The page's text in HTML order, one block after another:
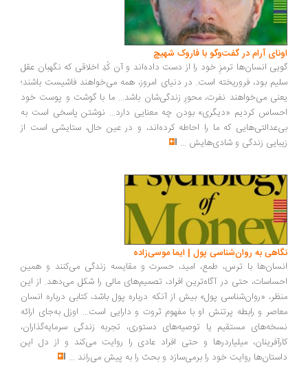
آرام در گفت‌وگو با فاروک شهیچ‭
انسان‌ها ترمزِ خود را از دست داده‌اند و آن کُدِ اخلاقی که نگهبان عقل
بود، فروریخته است. در دنیای امروز، همه می‌خواهند فاشیست باشند؛
می‌خواهند نفرت، محورِ زندگی‌شان باشد... ما با گوشت و پوست خود
کردیم «دیگری» بودن چه معنایی دارد... نوشتن پاسخی است به
که ما را احاطه کرده‌اند، و در عین حال، ستایشی است از
زندگی و شادی‌هایش...
به روان‌شناسی پول | ایما موسی‌زاده
با ترس، طمع، امید، حسرت و مقایسه زندگی می‌کنند و همین
حتی در آگاه‌ترین افراد، تصمیم‌های مالی را شکل می‌دهد. از این
«روان‌شناسی پول» بیش از آنکه درباره پول باشد، کتابی درباره انسان
و رابطه پرتنش او با مفهوم ثروت و دارایی است... اوزل به‌جای ارائه
مستقیم یا توصیه‌های دستوری، تجربه زندگی سرمایه‌گذاران،
میلیاردرها و حتی افراد عادی را روایت می‌کند و از دل این
روایت خود را برمی‌سازد و بحث را به پیش می‌راند ...